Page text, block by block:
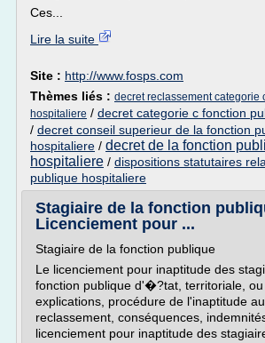
Ces...
Lire la suite
Site : http://www.fosps.com
Thèmes liés : decret reclassement categorie
hospitaliere / decret categorie c fonction
/ decret conseil superieur de la fonction
hospitaliere / decret de la fonction
hospitaliere / dispositions statutaires
publique hospitaliere
Stagiaire de la fonction
Licenciement pour ...
Stagiaire de la fonction publique
Le licenciement pour inaptitude des
fonction publique d'�?tat, territoriale, ou
explications, procédure de l'inaptitude
reclassement, conséquences,
licenciement pour inaptitude des